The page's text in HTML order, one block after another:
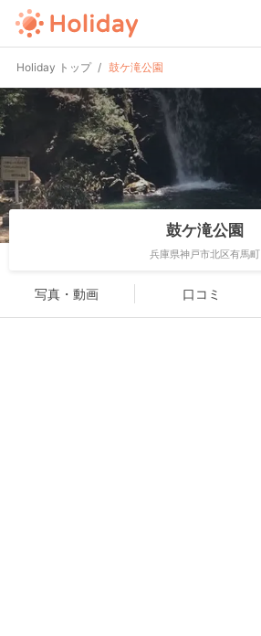
Holiday トップ 鼓ケ滝公園
鼓ケ滝公園
兵庫県神戸市北区有馬町
写真・動画 口コミ